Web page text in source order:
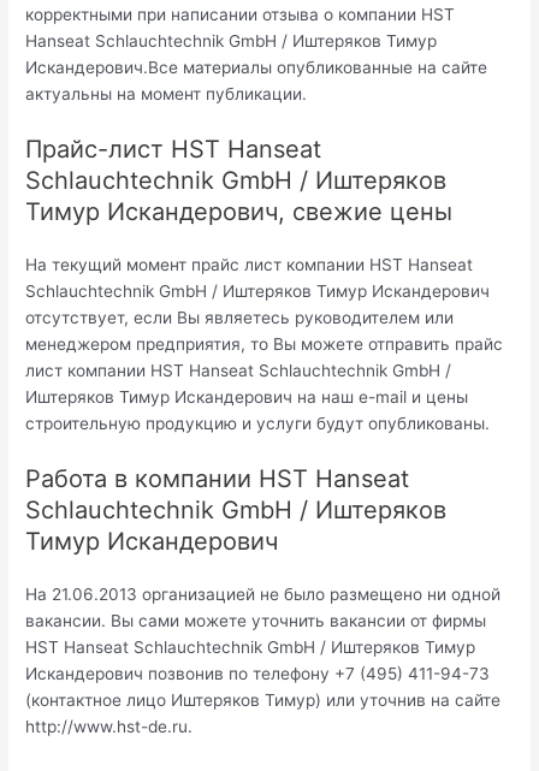
корректными при написании отзыва о компании HST
Hanseat Schlauchtechnik GmbH / Иштеряков Тимур
Искандерович.Все материалы опубликованные на сайте
актуальны на момент публикации.
Прайс-лист HST Hanseat
Schlauchtechnik GmbH / Иштеряков
Тимур Искандерович, свежие цены
На текущий момент прайс лист компании HST Hanseat
Schlauchtechnik GmbH / Иштеряков Тимур Искандерович
отсутствует, если Вы являетесь руководителем или
менеджером предприятия, то Вы можете отправить прайс
лист компании HST Hanseat Schlauchtechnik GmbH /
Иштеряков Тимур Искандерович на наш e-mail и цены
строительную продукцию и услуги будут опубликованы.
Работа в компании HST Hanseat
Schlauchtechnik GmbH / Иштеряков
Тимур Искандерович
На 21.06.2013 организацией не было размещено ни одной
вакансии. Вы сами можете уточнить вакансии от фирмы
HST Hanseat Schlauchtechnik GmbH / Иштеряков Тимур
Искандерович позвонив по телефону +7 (495) 411-94-73
(контактное лицо Иштеряков Тимур) или уточнив на сайте
http://www.hst-de.ru.